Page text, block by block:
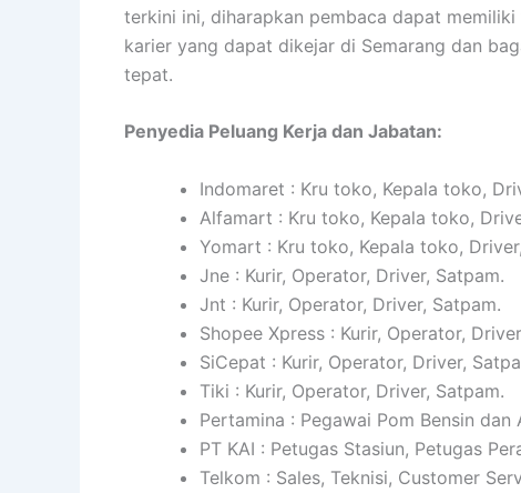
terkini ini, diharapkan pembaca dapat
karier yang dapat dikejar di Semarang dan
tepat.
Penyedia Peluang Kerja dan Jabatan:
Indomaret : Kru toko, Kepala toko,
Alfamart : Kru toko, Kepala toko,
Yomart : Kru toko, Kepala toko,
Jne : Kurir, Operator, Driver, Satpam.
Jnt : Kurir, Operator, Driver, Satpam.
Shopee Xpress : Kurir, Operator,
SiCepat : Kurir, Operator, Driver,
Tiki : Kurir, Operator, Driver, Satpam.
Pertamina : Pegawai Pom Bensin dan
PT KAI : Petugas Stasiun, Petugas
Telkom : Sales, Teknisi, Customer